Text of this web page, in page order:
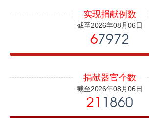
实现捐献例数
截至2026年08月06日
67972
捐献器官个数
截至2026年08月06日
21 1860